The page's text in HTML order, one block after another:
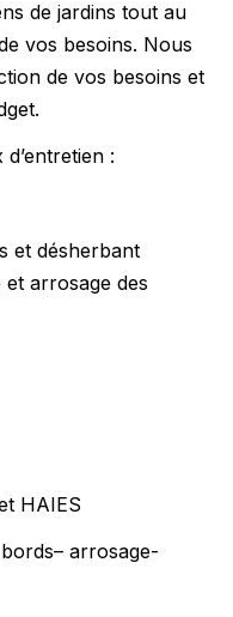
de jardins tout au
vos besoins. Nous
de vos besoins et
:
et désherbant
arrosage des
HAIES
arrosage-